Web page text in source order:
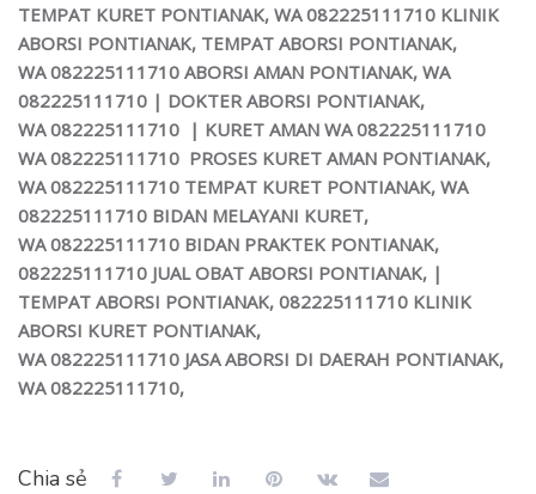
TEMPAT KURET PONTIANAK, WA 082225111710 KLINIK
ABORSI PONTIANAK, TEMPAT ABORSI PONTIANAK,
WA 082225111710 ABORSI AMAN PONTIANAK, WA
082225111710 | DOKTER ABORSI PONTIANAK,
WA 082225111710 | KURET AMAN WA 082225111710
WA 082225111710 PROSES KURET AMAN PONTIANAK,
WA 082225111710 TEMPAT KURET PONTIANAK, WA
082225111710 BIDAN MELAYANI KURET,
WA 082225111710 BIDAN PRAKTEK PONTIANAK,
082225111710 JUAL OBAT ABORSI PONTIANAK, |
TEMPAT ABORSI PONTIANAK, 082225111710 KLINIK
ABORSI KURET PONTIANAK,
WA 082225111710 JASA ABORSI DI DAERAH PONTIANAK,
WA 082225111710,
Chia sẻ